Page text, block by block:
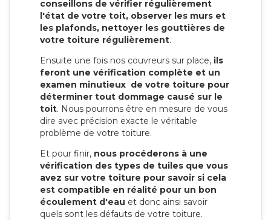
conseillons de vérifier régulièrement
l'état de votre toit, observer les murs et
les plafonds, nettoyer les gouttières de
votre toiture régulièrement.
Ensuite une fois nos couvreurs sur place, ils
feront une vérification complète et un
examen minutieux de votre toiture pour
déterminer tout dommage causé sur le
toit. Nous pourrons être en mesure de vous
dire avec précision exacte le véritable
problème de votre toiture.
Et pour finir, nous procéderons à une
vérification des types de tuiles que vous
avez sur votre toiture pour savoir si cela
est compatible en réalité pour un bon
écoulement d'eau et donc ainsi savoir
quels sont les défauts de votre toiture.